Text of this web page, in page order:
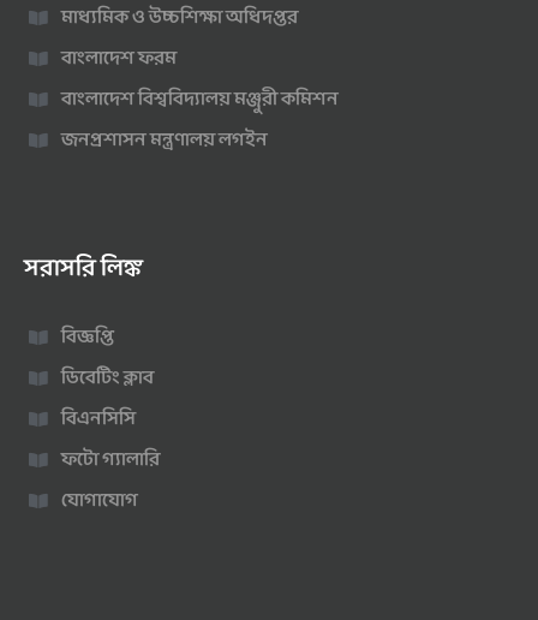
মাধ্যমিক ও উচ্চশিক্ষা অধিদপ্তর
বাংলাদেশ ফরম
বাংলাদেশ বিশ্ববিদ্যালয় মঞ্জুরী কমিশন
জনপ্রশাসন মন্ত্রণালয় লগইন
সরাসরি লিঙ্ক
বিজ্ঞপ্তি
ডিবেটিং ক্লাব
বিএনসিসি
ফটো গ্যালারি
যোগাযোগ